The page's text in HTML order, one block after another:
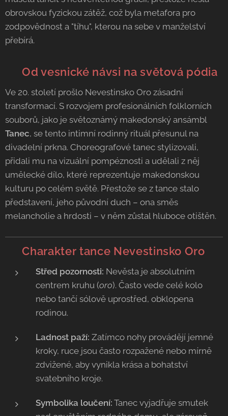
obrovskou fyzickou zátěž, což byla metafora pro
zodpovědnost a "tíhu", kterou na sebe v manželství
přebírá.
🎭 Od vesnické návsi na světová pódia
Ve 20. století prošlo Nevestinsko Oro zásadní
transformací. S rozvojem profesionálních folklorních
souborů, jako je světoznámý makedonský ansámbl
Tanec, se tento intimní rodinný rituál přesunul na
divadelní prkna. Choreografové tanec stylizovali,
přidali mu na vizuální pompéznosti a udělali z něj
umělecké dílo, které reprezentuje makedonskou
kulturu po celém světě. Přestože se z tance stalo
představení, jeho původní duch – ona směs
melancholie a hrdosti – v něm zůstal hluboce otištěn.
💃 Charakter tance Nevestinsko Oro
Střed pozornosti: Nevěsta je absolutním
centrem kruhu (oro). Často vede celé kolo
nebo tančí sólově uprostřed, obklopena
rodinou.
Ladnost paží: Zatímco nohy provádějí jemné
kroky, ruce jsou často rozpažené nebo mírně
zdvižené, aby vynikla krása a bohatství
svatebního kroje.
Symbolika loučení: Tanec vyjadřuje smutek